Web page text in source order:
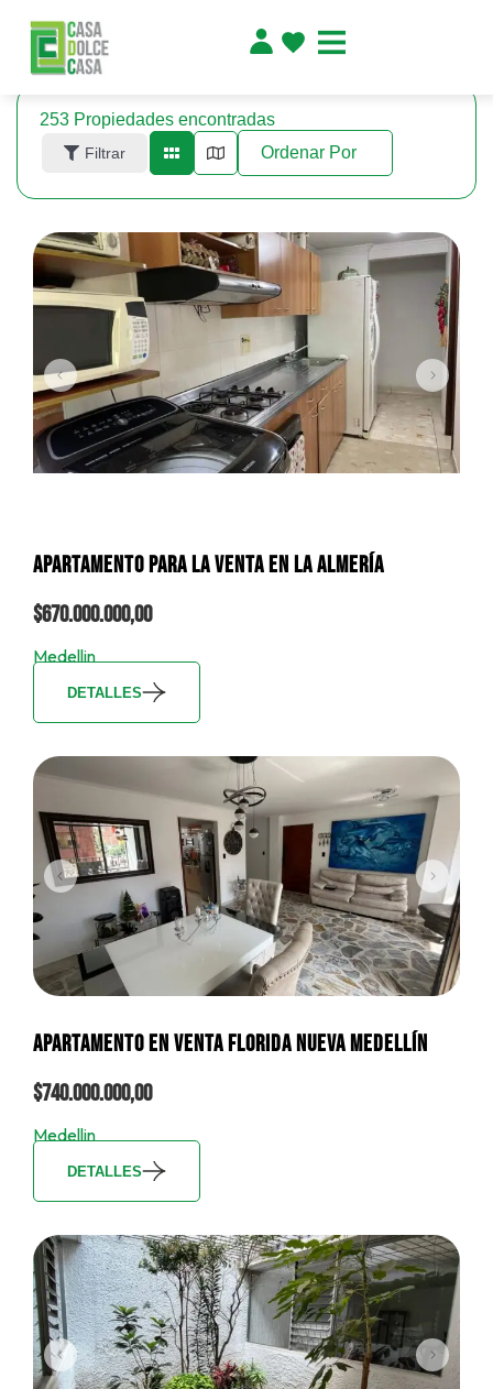
253 Propiedades encontradas
Filtrar Ordenar Por
APARTAMENTO PARA LA VENTA EN LA ALMERÍA
$670.000.000,00
Medellin
DETALLES
APARTAMENTO EN VENTA FLORIDA NUEVA MEDELLÍN
$740.000.000,00
Medellin
DETALLES